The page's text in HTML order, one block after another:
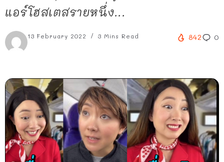
แอร์โฮสเตสรายหนึ่ง...
13 February 2022 3 Mins Read 842 0